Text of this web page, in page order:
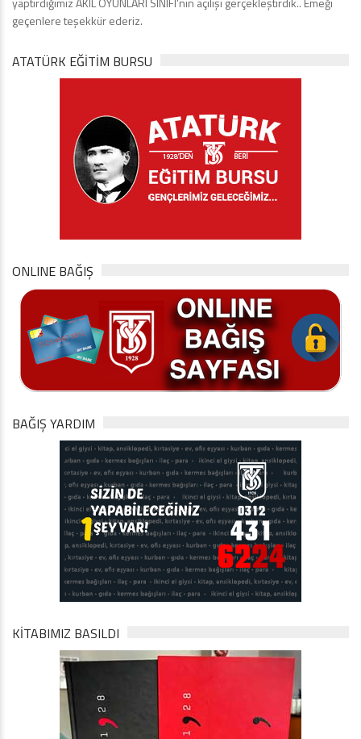
geçenlere teşekkür ederiz.
ATATÜRK EĞITIM BURSU
ONLINE BAĞIŞ
BAĞIŞ YARDIM
KİTABIMIZ BASILDI